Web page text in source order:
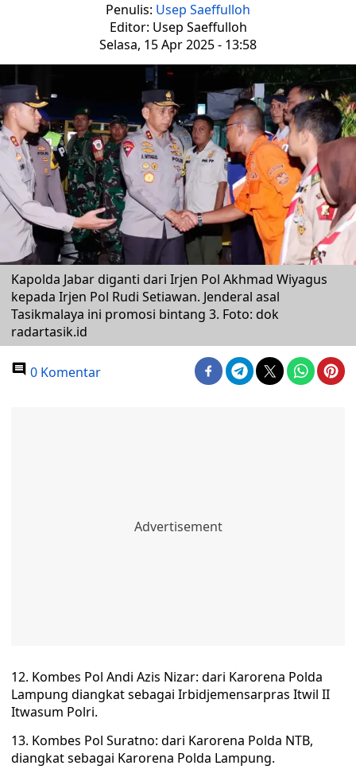
Penulis: Usep Saeffulloh
Editor: Usep Saeffulloh
Selasa, 15 Apr 2025 - 13:58
Kapolda Jabar diganti dari Irjen Pol Akhmad Wiyagus
kepada Irjen Pol Rudi Setiawan. Jenderal asal
Tasikmalaya ini promosi bintang 3. Foto: dok
radartasik.id
0 Komentar
12. Kombes Pol Andi Azis Nizar: dari Karorena Polda
Lampung diangkat sebagai Irbidjemensarpras Itwil II
Itwasum Polri.
13. Kombes Pol Suratno: dari Karorena Polda NTB,
diangkat sebagai Karorena Polda Lampung.